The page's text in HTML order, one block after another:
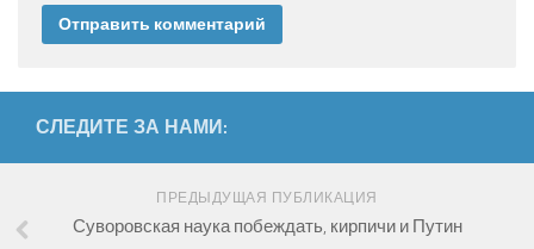
СЛЕДИТЕ ЗА НАМИ:
ПРЕДЫДУЩАЯ ПУБЛИКАЦИЯ
Суворовская наука побеждать, кирпичи и Путин